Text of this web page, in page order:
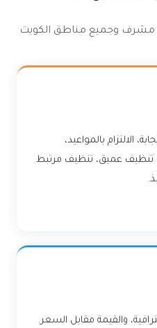
الالتزام بالمواعيد،
تنظيف عميق، تنظيف مرتبط
والقيمة مقابل السعر.